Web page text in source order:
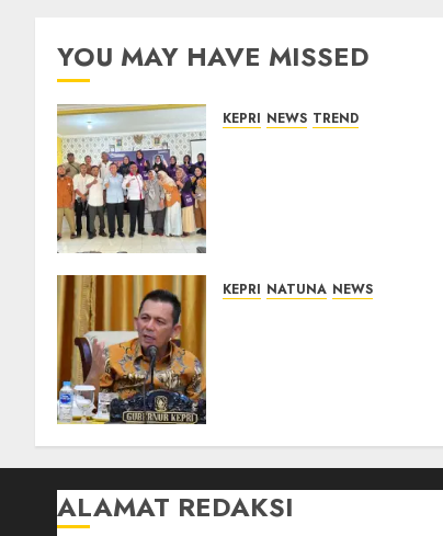
YOU MAY HAVE MISSED
KEPRI NEWS TREND
KEPRI NATUNA NEWS
07/08/2026 0
ALAMAT REDAKSI